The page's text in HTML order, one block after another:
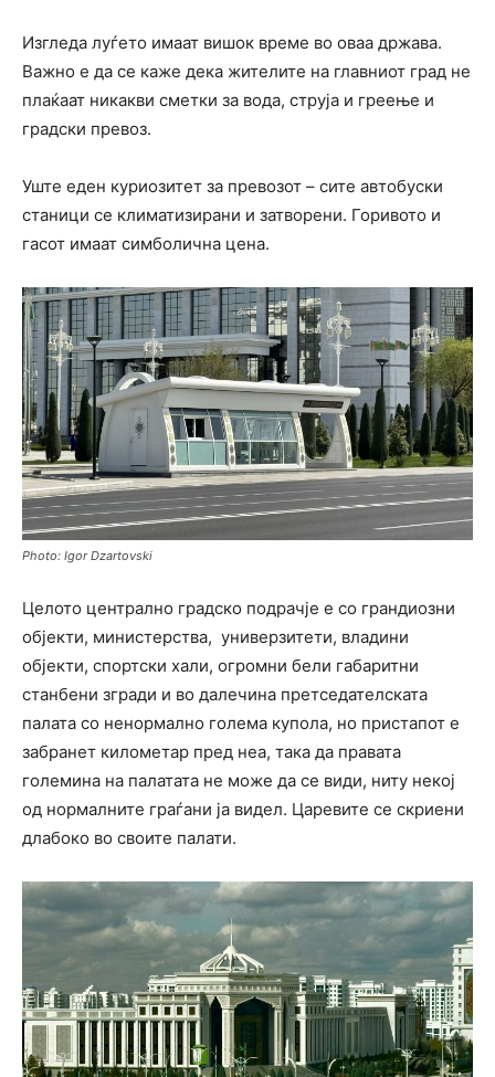
Изгледа луѓето имаат вишок време во оваа држава.
Важно е да се каже дека жителите на главниот град не
плаќаат никакви сметки за вода, струја и греење и
градски превоз.
Уште еден куриозитет за превозот – сите автобуски
станици се климатизирани и затворени. Горивото и
гасот имаат симболична цена.
Photo: Igor Dzartovski
Целото централно градско подрачје е со грандиозни
објекти, министерства, универзитети, владини
објекти, спортски хали, огромни бели габаритни
станбени згради и во далечина претседателската
палата со ненормално голема купола, но пристапот е
забранет километар пред неа, така да правата
големина на палатата не може да се види, ниту некој
од нормалните граѓани ја видел. Царевите се скриени
длабоко во своите палати.